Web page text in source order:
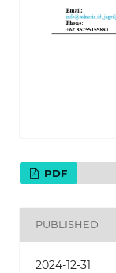
PDF
PUBLISHED
2024-12-31